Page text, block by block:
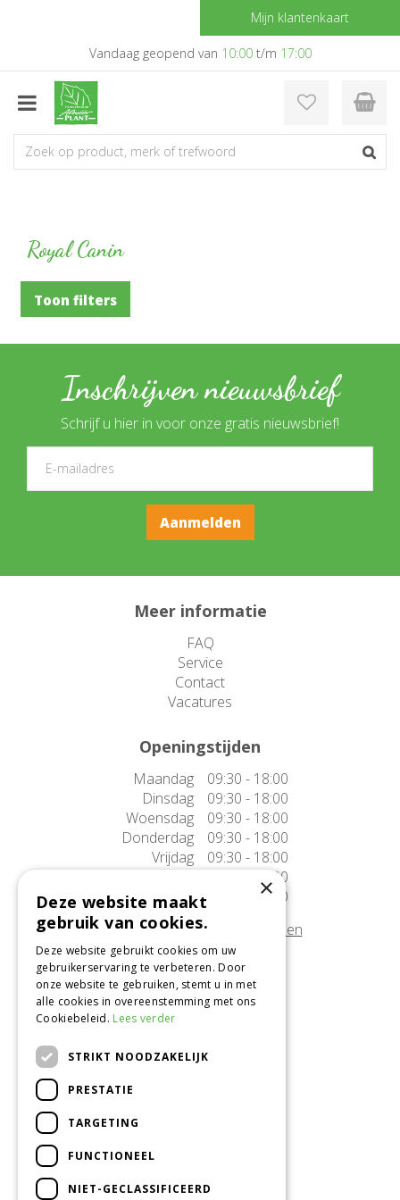
a
Mijn klantenkaart
Vandaag geopend van 10:00t/m 17:00
Royal Canin
Toon filters
Inschrijven nieuwsbrief
Schrijf u hier in voor onze gratis nieuwsbrief!
Meer informatie
FAQ
Service
Contact
Vacatures
Openingstijden
Maandag
09:30 - 18:00
Dinsdag
09:30 - 18:00
Woensdag
09:30 - 18:00
Donderdag
09:30 - 18:00
Vrijdag
09:30 - 18:00
Zaterdag
09:30 - 17:00
Zondag
10:00 - 17:00
Afwijkende openingstijden tonen
Onze locatie
Tuincentrum Alméérplant
Jac. P. Thijsseweg 4
pinterest
×
Deze website maakt
gebruik van cookies.
Deze website gebruikt cookies om uw
gebruikerservaring te verbeteren. Door
onze website te gebruiken, stemt u in met
alle cookies in overeenstemming met ons
Cookiebeleid. Lees verder
STRIKT NOODZAKELIJK
PRESTATIE
TARGETING
FUNCTIONEEL
NIET-GECLASSIFICEERD